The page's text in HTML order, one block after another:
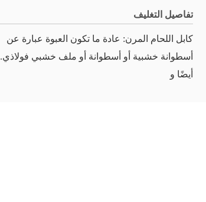
تفاصيل التغليف
كابل اللحام المرن: عادة ما تكون العبوة عبارة عن
أسطوانة خشبية أو أسطوانة أو ملف خشبي فولاذي.
أيضًا و